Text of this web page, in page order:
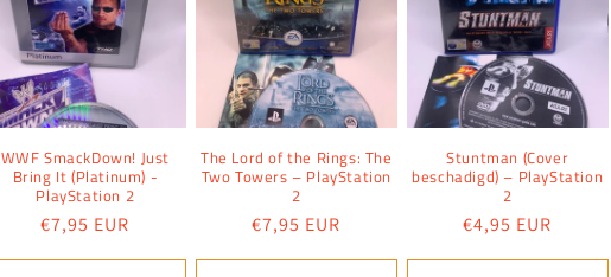
WWF SmackDown! Just
Bring It (Platinum) -
PlayStation 2
Prix
habituel
€7,95 EUR
The Lord of the Rings: The
Two Towers – PlayStation
2
Prix
habituel
€7,95 EUR
Stuntman (Cover
beschadigd) – PlayStation
2
Prix
habituel
€4,95 EUR